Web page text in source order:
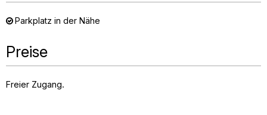
Parkplatz in der Nähe
Preise
Freier Zugang.